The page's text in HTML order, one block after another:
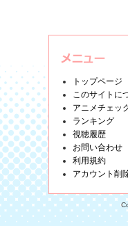
トップページ
このサイトに
アニメチェッ
ランキング
視聴履歴
お問い合わせ
利用規約
アカウント削